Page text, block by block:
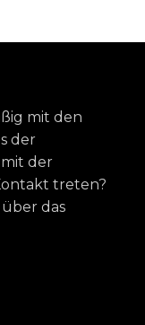
mit den
der
der
treten?
über das